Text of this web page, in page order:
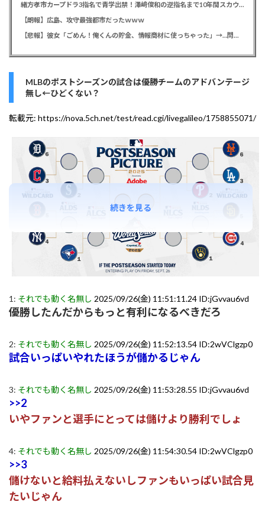
緒方孝市カープドラ3指名で青学出禁！澤﨑俊和の逆指名まで10年間スカウト出禁
【朗報】広島、攻守最強都市だったｗｗｗ
【悲報】彼女「ごめん！俺くんの貯金、情報商材に使っちゃった」→…問い詰めたらギャン泣きされたんだが俺が悪いのか？
MLBのポストシーズンの試合は優勝チームのアドバンテージ
無し←ひどくない？
転載元: https://nova.5ch.net/test/read.cgi/livegalileo/1758855071/
1: それでも動く名無し 2025/09/26(金) 11:51:11.24 ID:jGvvau6vd
優勝したんだからもっと有利になるべきだろ
2: それでも動く名無し 2025/09/26(金) 11:52:13.54 ID:2wVClgzp0
試合いっぱいやれたほうが儲かるじゃん
3: それでも動く名無し 2025/09/26(金) 11:53:28.55 ID:jGvvau6vd
>>2
いやファンと選手にとっては儲けより勝利でしょ
4: それでも動く名無し 2025/09/26(金) 11:54:30.54 ID:2wVClgzp0
>>3
儲けないと給料払えないしファンもいっぱい試合見
たいじゃん
続きを見る